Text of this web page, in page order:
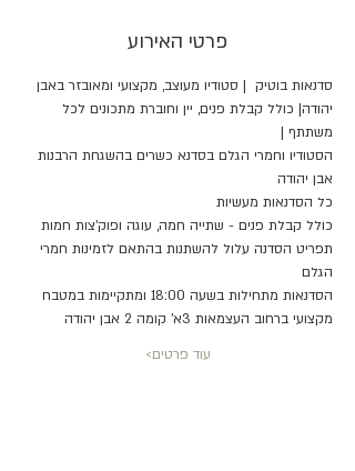
פרטי האירוע
סדנאות בוטיק  | סטודיו מעוצב, מקצועי ומאובזר באבן
יהודה| כולל קבלת פנים, יין וחוברת מתכונים לכל
משתתף |
הסטודיו וחמרי הגלם בסדנא כשרים בהשגחת הרבנות
אבן יהודה
כל הסדנאות מעשיות
כולל קבלת פנים - שתייה חמה, עוגה ופוק'צות חמות
תפריט הסדנה עלול להשתנות בהתאם לזמינות חמרי
הגלם
הסדנאות מתחילות בשעה 18:00 ומתקיימות במטבח
מקצועי ברחוב העצמאות 3א' קומה 2 אבן יהודה
עוד פרטים>